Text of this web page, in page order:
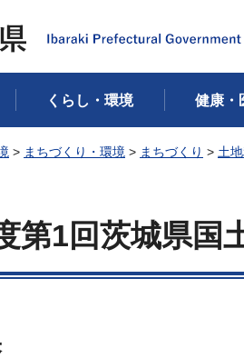
くらし・環境 健康・
> まちづくり・環境 > まちづくり > 土
第1回茨城県国